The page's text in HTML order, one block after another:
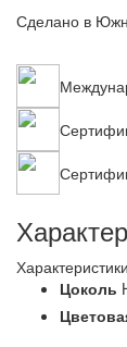
Сделано в
Цоколь